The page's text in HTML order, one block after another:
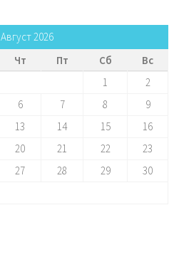
Август 2026
Чт Пт Сб
Вс
1
2
6 7 8
9
13 14 15
16
20 21 22
23
27 28 29
30